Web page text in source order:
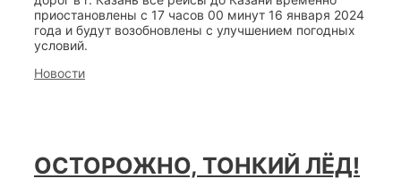
приостановлены с 17 часов 00 минут 16 января 2024
года и будут возобновлены с улучшением погодных
условий.
Categories
Новости
ОСТОРОЖНО, ТОНКИЙ ЛЁД!